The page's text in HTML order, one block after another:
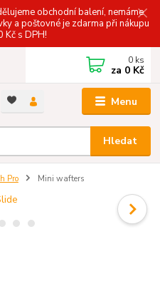
obchodní balení, nemáme
a poštovné je zdarma při nákupu
Kč s DPH!
Menu
Hledat
0 ks
za 0 Kč
Pro Mini wafters